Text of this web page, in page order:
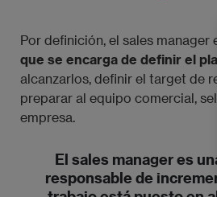
Por definición, el sales manager
que se encarga de definir el
alcanzarlos, definir el target de
preparar al equipo comercial,
empresa.
El sales manager es
responsable de